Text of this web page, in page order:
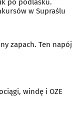
po podlasku.
w Supraślu
zapach. Ten napój
windę i OZE